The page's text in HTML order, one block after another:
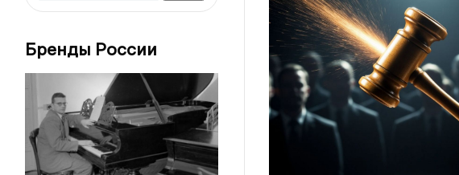
Бренды России